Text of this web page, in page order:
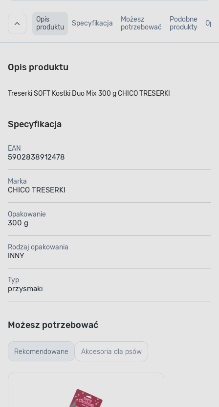
Opis
produktu
Specyfikacja
Możesz
potrzebować
Podobne
produkty
Opis produktu
Treserki SOFT Kostki Duo Mix 300 g CHICO TRESERKI
Specyfikacja
EAN
5902838912478
Marka
CHICO TRESERKI
Opakowanie
300 g
Rodzaj opakowania
INNY
Typ
przysmaki
Rekomendowane Akcesoria dla psów
Możesz potrzebować